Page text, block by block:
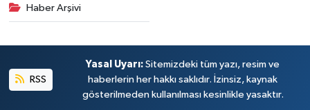
Haber Arşivi
RSS
Yasal Uyarı: Sitemizdeki tüm yazı, resim ve
haberlerin her hakkı saklıdır. İzinsiz, kaynak
gösterilmeden kullanılması kesinlikle yasaktır.